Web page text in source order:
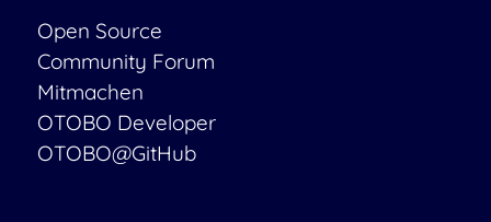
Open Source
Community Forum
Mitmachen
OTOBO Developer
OTOBO@GitHub